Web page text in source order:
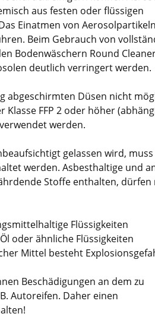
aus festen oder flüssigen
Einatmen von
Beim Gebrauch von
Bodenwäschern Round
deutlich verringert werden.
abgeschirmten Düsen nicht
FFP 2 oder höher
werden.
gelassen wird,
werden. Asbesthaltige und
Stoffe enthalten, dürfen
Flüssigkeiten
oder ähnliche Flüssigkeiten
Mittel besteht
Beschädigungen an dem zu
Autoreifen. Daher einen